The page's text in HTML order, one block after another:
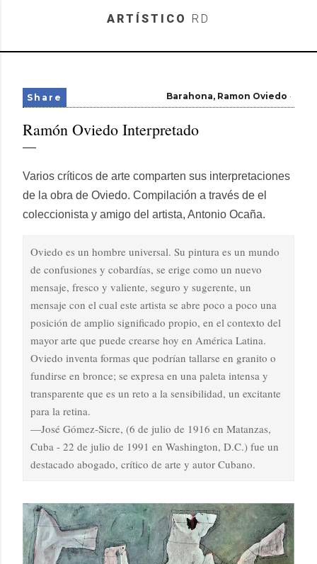
Skip to main content
ARTÍSTICO RD
Barahona Ramon Oviedo
Share
Ramón Oviedo Interpretado
Varios críticos de arte comparten sus interpretaciones
de la obra de Oviedo. Compilación a través de el
coleccionista y amigo del artista, Antonio Ocaña.
Oviedo es un hombre universal. Su pintura es un mundo
de confusiones y cobardías, se erige como un nuevo
mensaje, fresco y valiente, seguro y sugerente, un
mensaje con el cual este artista se abre poco a poco una
posición de amplio significado propio, en el contexto del
mayor arte que puede crearse hoy en América Latina.
Oviedo inventa formas que podrían tallarse en granito o
fundirse en bronce; se expresa en una paleta intensa y
transparente que es un reto a la sensibilidad, un excitante
para la retina.
—José Gómez-Sicre, (6 de julio de 1916 en Matanzas,
Cuba - 22 de julio de 1991 en Washington, D.C.) fue un
destacado abogado, crítico de arte y autor Cubano.